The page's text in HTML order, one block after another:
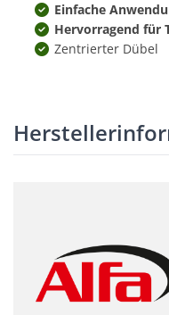
Einfache
Hervorragend für
Zentrierter Dübel